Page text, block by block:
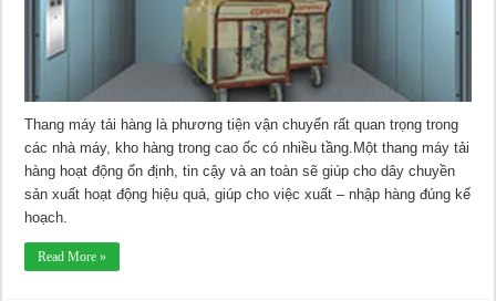
Thang máy tải hàng là phương tiện vận chuyển rất quan trọng trong
các nhà máy, kho hàng trong cao ốc có nhiều tầng.Một thang máy tải
hàng hoạt động ổn định, tin cậy và an toàn sẽ giúp cho dây chuyền
sản xuất hoạt động hiệu quả, giúp cho việc xuất – nhập hàng đúng kế
hoạch.
Read More »